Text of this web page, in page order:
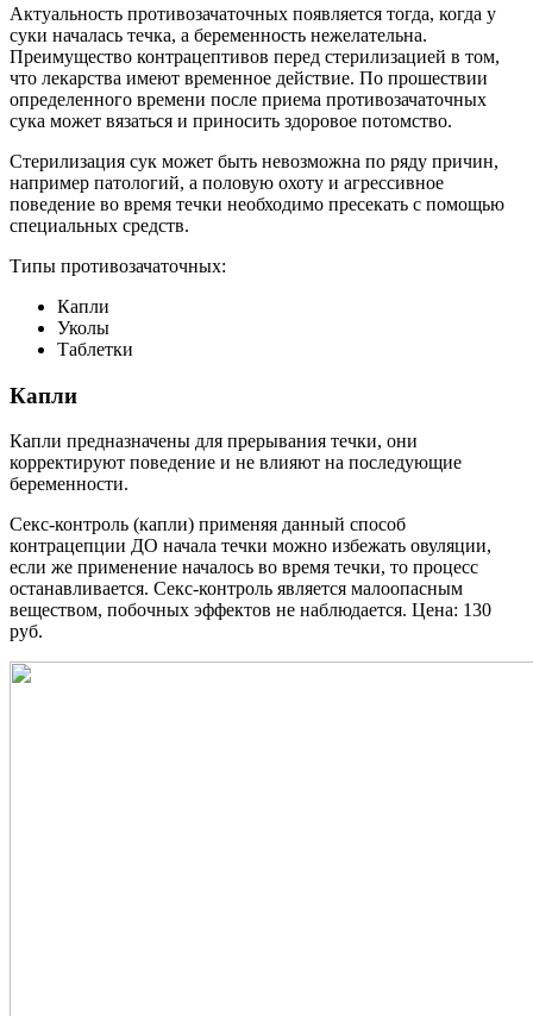
Актуальность противозачаточных появляется тогда, когда у
суки началась течка, а беременность нежелательна.
Преимущество контрацептивов перед стерилизацией в том,
что лекарства имеют временное действие. По прошествии
определенного времени после приема противозачаточных
сука может вязаться и приносить здоровое потомство.
Стерилизация сук может быть невозможна по ряду причин,
например патологий, а половую охоту и агрессивное
поведение во время течки необходимо пресекать с помощью
специальных средств.
Типы противозачаточных:
Капли
Уколы
Таблетки
Капли
Капли предназначены для прерывания течки, они
корректируют поведение и не влияют на последующие
беременности.
Секс-контроль (капли) применяя данный способ
контрацепции ДО начала течки можно избежать овуляции,
если же применение началось во время течки, то процесс
останавливается. Секс-контроль является малоопасным
веществом, побочных эффектов не наблюдается. Цена: 130
руб.